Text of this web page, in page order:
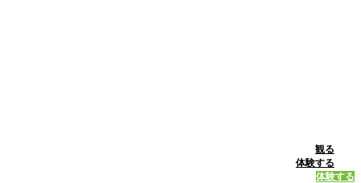
観る
体験する
体験する